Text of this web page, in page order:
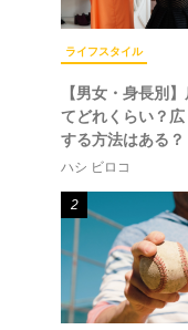
ライフスタイル
【男女・身長別
てどれくらい？広
する方法はある？
ハシ ビロコ
2